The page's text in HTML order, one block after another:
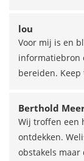
lou
Voor mij is en
informatiebron
bereiden. Keep
Berthold
Wij troffen een
ontdekken.
obstakels